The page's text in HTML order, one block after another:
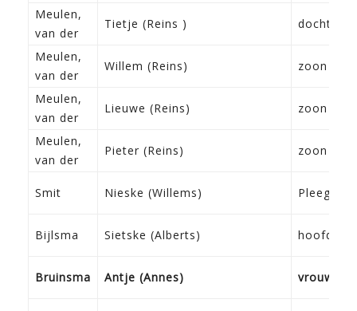
Meulen,
van der
Tietje (Reins ) dochter
Meulen,
van der
Willem (Reins) zoon
Meulen,
van der
Lieuwe (Reins) zoon
Meulen,
van der
Pieter (Reins) zoon
Smit Nieske (Willems) Pleegkind
Bijlsma Sietske (Alberts) hoofd
Bruinsma Antje (Annes) vrouw